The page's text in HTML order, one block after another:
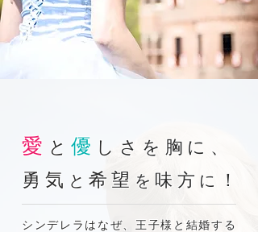
愛 と 優 しさを胸に、
勇気 と 希望 を 味方 に ！
シンデレラはなぜ、王子様と結婚する